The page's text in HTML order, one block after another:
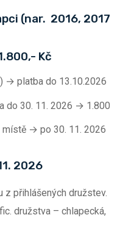
(nar. 2016, 2017
Kč
→ platba do 13.10.2026
do 30. 11. 2026 → 1.800
→ po 30. 11. 2026
2026
z přihlášených družstev.
družstva – chlapecká,